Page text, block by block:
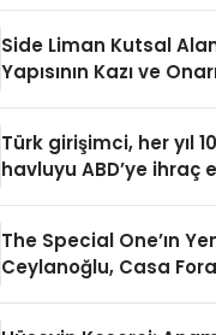
Side Liman Kutsal
Yapısının Kazı ve
Türk girişimci, her yıl
havluyu ABD’ye ihraç
The Special One’ın
Ceylanoğlu, Casa